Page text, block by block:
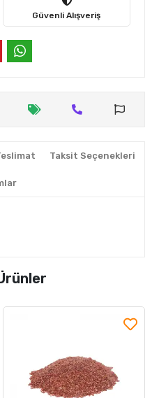
Güvenli Alışveriş
Taksit Seçenekleri